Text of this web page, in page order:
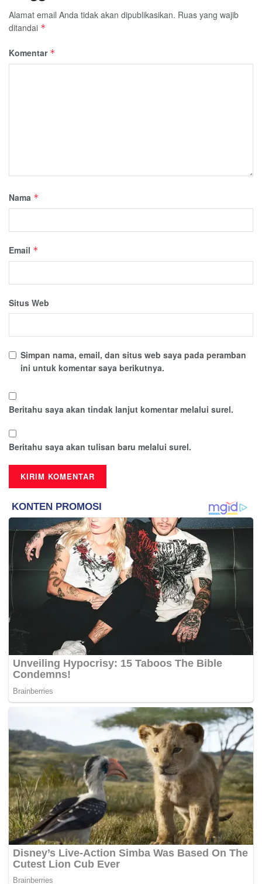
Alamat email Anda tidak akan dipublikasikan. Ruas yang wajib
ditandai *
Komentar *
Nama *
Email *
Situs Web
Simpan nama, email, dan situs web saya pada peramban
ini untuk komentar saya berikutnya.
Beritahu saya akan tindak lanjut komentar melalui surel.
Beritahu saya akan tulisan baru melalui surel.